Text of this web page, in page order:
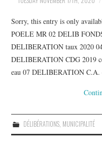
Sorry, this entry is only
POELE MR 02 DELIB
DELIBERATION taux 2020
DELIBERATION CDG 2019
eau 07 DELIBERATION
DÉLIBÉRATIONS, MUNICIPALITÉ